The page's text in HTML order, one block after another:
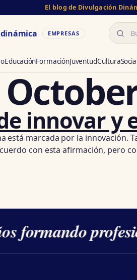
El blog de Divulgación
dinámica EMPRESAS Buscar
EducaciónFormaciónJuventudCultura
innovar y
está marcada por la innovación.
con esta afirmación, pero
formando